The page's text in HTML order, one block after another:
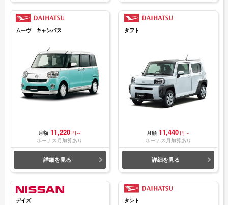
ムーヴ キャンバス
月額 11,220 円～
ボーナス月加算あり
詳細を見る
タフト
月額 11,440 円～
ボーナス月加算あり
詳細を見る
デイズ タント